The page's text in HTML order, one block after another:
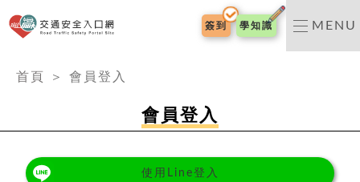
交通安全入口網
簽到 學知識 MENU
首頁
＞ 會員登入
會員登入
使用Line登入